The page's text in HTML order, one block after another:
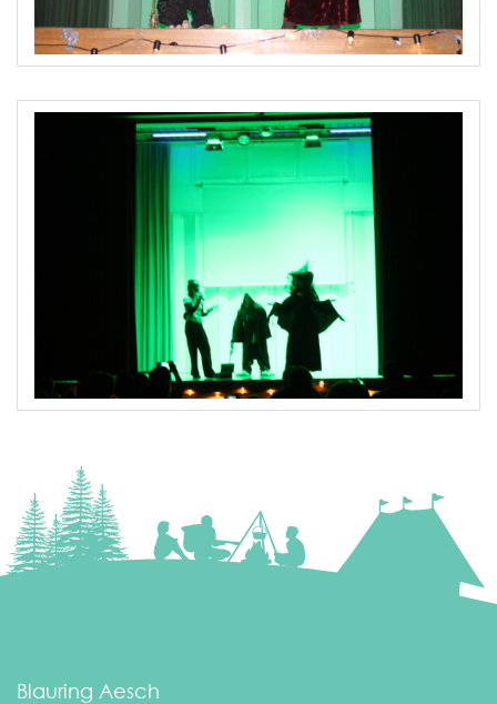
Blauring Aesch